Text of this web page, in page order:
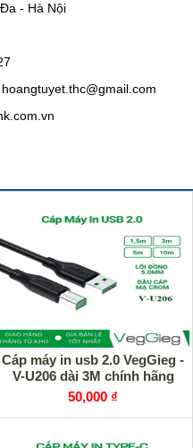
- Hà Nội
Cáp máy in usb 2.0 VegGieg -
V-U206 dài 3M chính hãng
50,000 ₫